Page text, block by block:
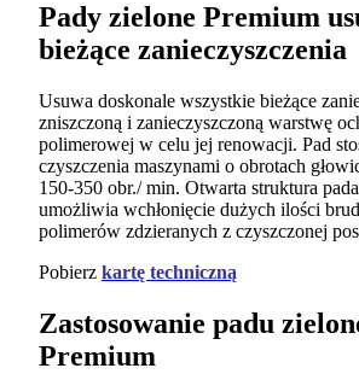
Pady zielone Premium
bieżące zanieczyszczenia
Usuwa doskonale wszystkie bieżące
zniszczoną i zanieczyszczoną warstwę
polimerowej w celu jej renowacji. Pad
czyszczenia maszynami o obrotach
150-350 obr./ min. Otwarta struktura
umożliwia wchłonięcie dużych ilości
polimerów zdzieranych z czyszczonej
Pobierz kartę techniczną
Zastosowanie padu
Premium